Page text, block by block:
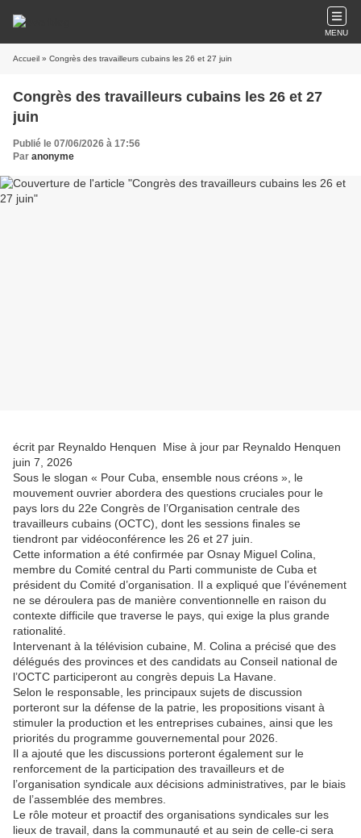
MENU
Accueil » Congrès des travailleurs cubains les 26 et 27 juin
Congrès des travailleurs cubains les 26 et 27
juin
Publié le 07/06/2026 à 17:56
Par anonyme
écrit par Reynaldo Henquen Mise à jour par Reynaldo Henquen
juin 7, 2026
Sous le slogan « Pour Cuba, ensemble nous créons », le
mouvement ouvrier abordera des questions cruciales pour le
pays lors du 22e Congrès de l’Organisation centrale des
travailleurs cubains (OCTC), dont les sessions finales se
tiendront par vidéoconférence les 26 et 27 juin.
Cette information a été confirmée par Osnay Miguel Colina,
membre du Comité central du Parti communiste de Cuba et
président du Comité d’organisation. Il a expliqué que l’événement
ne se déroulera pas de manière conventionnelle en raison du
contexte difficile que traverse le pays, qui exige la plus grande
rationalité.
Intervenant à la télévision cubaine, M. Colina a précisé que des
délégués des provinces et des candidats au Conseil national de
l’OCTC participeront au congrès depuis La Havane.
Selon le responsable, les principaux sujets de discussion
porteront sur la défense de la patrie, les propositions visant à
stimuler la production et les entreprises cubaines, ainsi que les
priorités du programme gouvernemental pour 2026.
Il a ajouté que les discussions porteront également sur le
renforcement de la participation des travailleurs et de
l’organisation syndicale aux décisions administratives, par le biais
de l’assemblée des membres.
Le rôle moteur et proactif des organisations syndicales sur les
lieux de travail, dans la communauté et au sein de celle-ci sera